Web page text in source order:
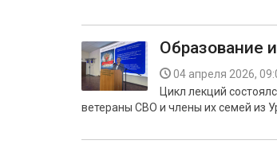
Образование
04 апреля 2026,
Цикл лекций
ветераны СВО и члены их семей из